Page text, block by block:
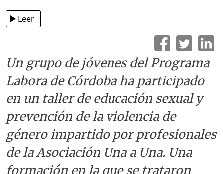
Leer
Un grupo de jóvenes del Programa
Labora de Córdoba ha participado
en un taller de educación sexual y
prevención de la violencia de
género impartido por profesionales
de la Asociación Una a Una. Una
formación en la que se trataron